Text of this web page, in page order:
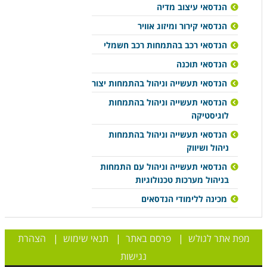
הנדסאי עיצוב מדיה
הנדסאי קירור ומיזוג אוויר
הנדסאי רכב בהתמחות רכב חשמלי
הנדסאי תוכנה
הנדסאי תעשייה וניהול בהתמחות יצור
הנדסאי תעשייה וניהול בהתמחות
לוגיסטיקה
הנדסאי תעשייה וניהול בהתמחות
ניהול ושיווק
הנדסאי תעשייה וניהול עם התמחות
בניהול מערכות טכנולוגיות
מכינה ללימודי הנדסאים
מפת אתר לגולש |פרסם באתר | תנאי שימוש | הצהרת
נגישות